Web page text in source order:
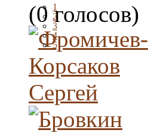
1
2
3
4
5
(0 голосов)